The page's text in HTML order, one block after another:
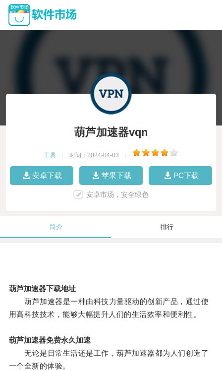
葫芦加速器vqn
工具 时间：2024-04-03
安卓下载 苹果下载 PC下载
安卓市场，安全绿色
简介 排行
葫芦加速器下载地址
葫芦加速器是一种由科技力量驱动的创新产品，通过使
用高科技技术，能够大幅提升人们的生活效率和便利性。
葫芦加速器免费永久加速
无论是日常生活还是工作，葫芦加速器都为人们创造了
一个全新的体验。